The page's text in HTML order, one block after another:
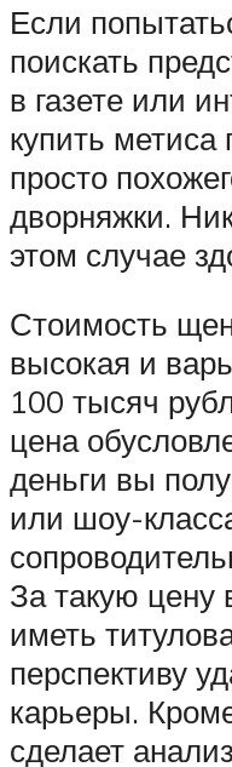
Если
поискать
в газете или
купить
просто
дворняжки.
этом случае
Стоимость
высокая и
100 тысяч
цена
деньги вы
или шоу-
За такую
иметь
перспективу
карьеры.
сделает